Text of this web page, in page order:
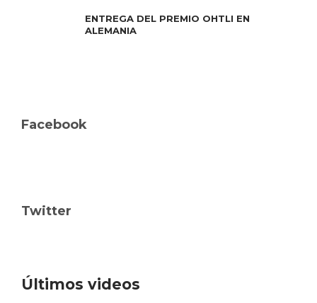
ENTREGA DEL PREMIO OHTLI EN
ALEMANIA
Facebook
Twitter
Últimos videos